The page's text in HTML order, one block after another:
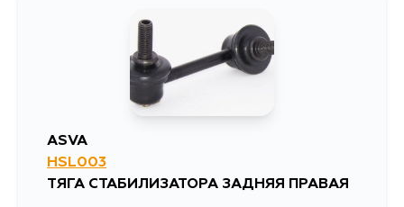
1622
1528
14 августа
ASVA
HSL003
ТЯГА СТАБИЛИЗАТОРА ЗАДНЯЯ ПРАВАЯ